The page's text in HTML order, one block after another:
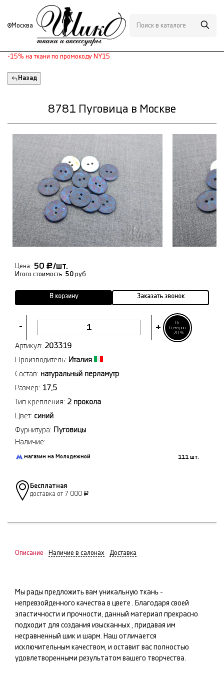
Москва
-15% на ткани по промокоду NY15
Назад
8781 Пуговица в Москве
- +
От
6 метров
-20%
Цена: 50 Р/шт.
Итого стоимость: 50 руб.
В корзину Заказать звонок
Артикул: 203319
Производитель: Италия
Состав: натуральный перламутр
Размер: 17,5
Тип крепления: 2 прокола
Цвет: синий
Фурнитура: Пуговицы
Наличие:
магазин на Молодежной 111 шт.
Бесплатная
доставка от 7 000 Р
Описание Наличие в салонах Доставка
Мы рады предложить вам уникальную ткань -
непревзойденного качества в цвете . Благодаря своей
эластичности и прочности, данный материал прекрасно
подходит для создания изысканных , придавая им
несравненный шик и шарм. Наш отличается
исключительным качеством, и оставит вас полностью
удовлетворенными результатом вашего творчества.